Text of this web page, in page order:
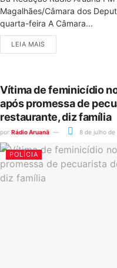
Magalhães/Câmara dos
quarta-feira A Câmara...
LEIA MAIS
Vítima de feminicídio
após promessa de
restaurante, diz família
por Rádio Aruanã 8 de julho de
POLÍCIA